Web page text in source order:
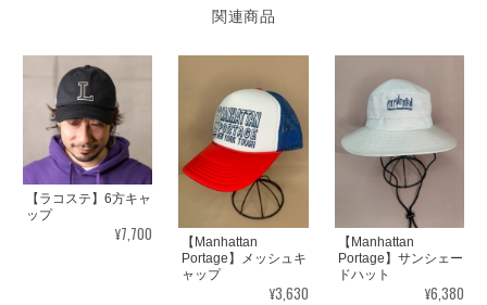
関連商品
【ラコステ】6方キャ
ップ
¥7,700
【Manhattan
Portage】メッシュキ
ャップ
¥3,630
【Manhattan
Portage】サンシェー
ドハット
¥6,380